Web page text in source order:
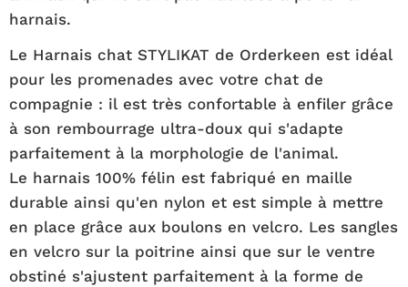
harnais.
Le Harnais chat STYLIKAT de Orderkeen est idéal
pour les promenades avec votre chat de
compagnie : il est très confortable à enfiler grâce
à son rembourrage ultra-doux qui s'adapte
parfaitement à la morphologie de l'animal.
Le harnais 100% félin est fabriqué en maille
durable ainsi qu'en nylon et est simple à mettre
en place grâce aux boulons en velcro. Les sangles
en velcro sur la poitrine ainsi que sur le ventre
obstiné s'ajustent parfaitement à la forme de